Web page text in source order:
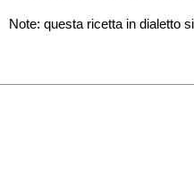
Note: questa ricetta in dialetto